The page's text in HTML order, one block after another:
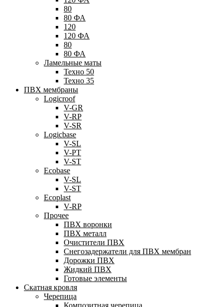
80
80 ФА
120
120 ФА
80
80 ФА
Ламельные маты
Техно 50
Техно 35
ПВХ мембраны
Logicroof
V-GR
V-RP
V-SR
Logicbase
V-SL
V-PT
V-ST
Ecobase
V-SL
V-ST
Ecoplast
V-RP
Прочее
ПВХ воронки
ПВХ металл
Очистители ПВХ
Снегозадержатели для ПВХ мембран
Дорожки ПВХ
Жидкий ПВХ
Готовые элементы
Скатная кровля
Черепица
Композитная черепица